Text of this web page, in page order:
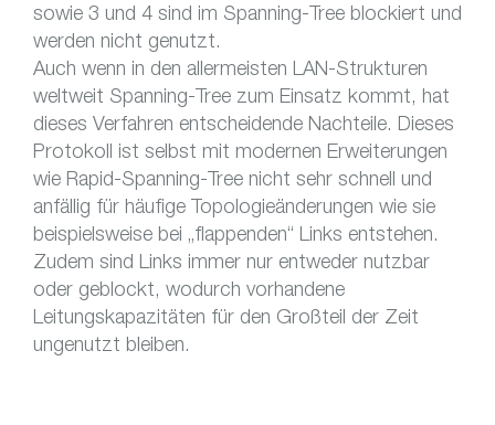
sowie 3 und 4 sind im Spanning-Tree blockiert und
werden nicht genutzt.
Auch wenn in den allermeisten LAN-Strukturen
weltweit Spanning-Tree zum Einsatz kommt, hat
dieses Verfahren entscheidende Nachteile. Dieses
Protokoll ist selbst mit modernen Erweiterungen
wie Rapid-Spanning-Tree nicht sehr schnell und
anfällig für häufige Topologieänderungen wie sie
beispielsweise bei „flappenden“ Links entstehen.
Zudem sind Links immer nur entweder nutzbar
oder geblockt, wodurch vorhandene
Leitungskapazitäten für den Großteil der Zeit
ungenutzt bleiben.